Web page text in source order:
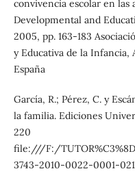
convivencia escolar en
Developmental and
2005, pp. 163-183
y Educativa de la Infancia,
España
García, R.; Pérez, C. y
la familia. Ediciones
220
file:///F:/
3743-2010-0022-0001-